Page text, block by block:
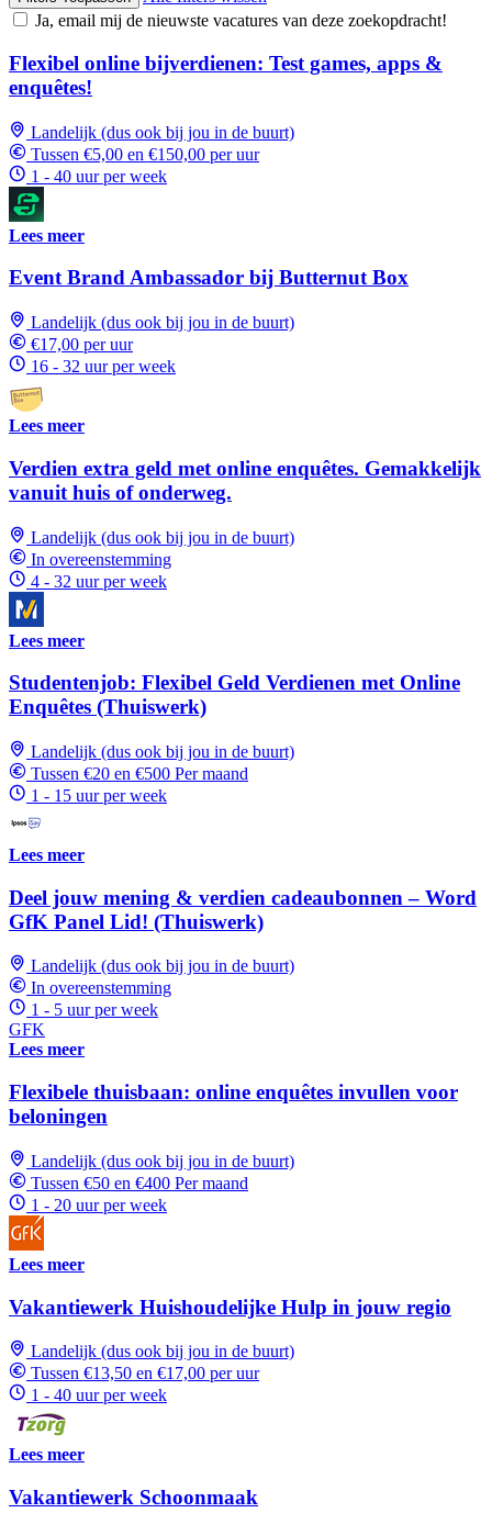
Ja, email mij de nieuwste vacatures van deze zoekopdracht!
Flexibel online bijverdienen: Test games, apps &
enquêtes!
Landelijk (dus ook bij jou in de buurt)
Tussen €5,00 en €150,00 per uur
1 - 40 uur per week
Lees meer
Event Brand Ambassador bij Butternut Box
Landelijk (dus ook bij jou in de buurt)
€17,00 per uur
16 - 32 uur per week
Lees meer
Verdien extra geld met online enquêtes. Gemakkelijk
vanuit huis of onderweg.
Landelijk (dus ook bij jou in de buurt)
In overeenstemming
4 - 32 uur per week
Lees meer
Studentenjob: Flexibel Geld Verdienen met Online
Enquêtes (Thuiswerk)
Landelijk (dus ook bij jou in de buurt)
Tussen €20 en €500 Per maand
1 - 15 uur per week
Lees meer
Deel jouw mening & verdien cadeaubonnen – Word
GfK Panel Lid! (Thuiswerk)
Landelijk (dus ook bij jou in de buurt)
In overeenstemming
1 - 5 uur per week
GFK
Lees meer
Flexibele thuisbaan: online enquêtes invullen voor
beloningen
Landelijk (dus ook bij jou in de buurt)
Tussen €50 en €400 Per maand
1 - 20 uur per week
Lees meer
Vakantiewerk Huishoudelijke Hulp in jouw regio
Landelijk (dus ook bij jou in de buurt)
Tussen €13,50 en €17,00 per uur
1 - 40 uur per week
Lees meer
Vakantiewerk Schoonmaak